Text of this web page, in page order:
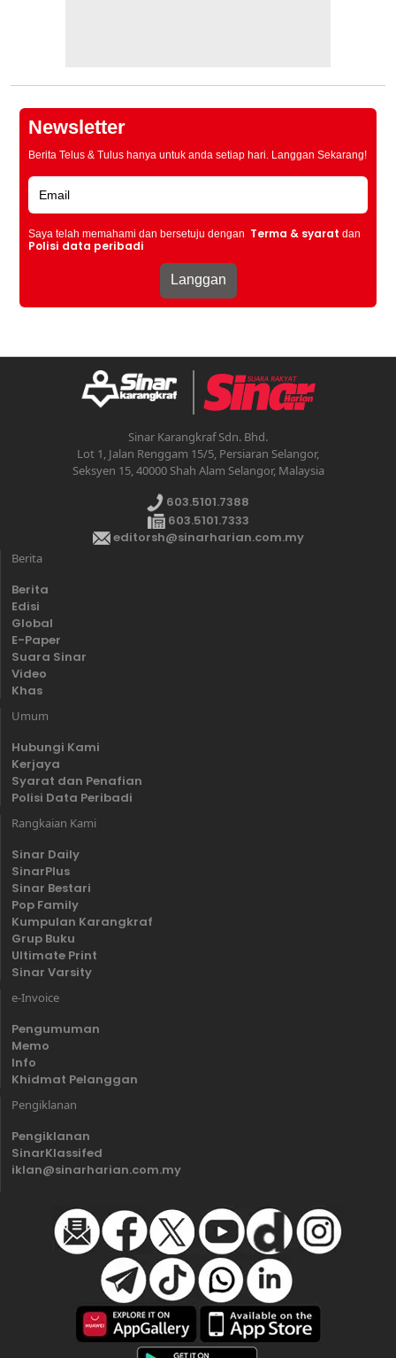
Newsletter
Berita Telus & Tulus hanya untuk anda setiap hari. Langgan Sekarang!
Saya telah memahami dan bersetuju dengan Terma & syarat dan
Polisi data peribadi
Sinar Karangkraf Sdn. Bhd.
Lot 1, Jalan Renggam 15/5, Persiaran Selangor,
Seksyen 15, 40000 Shah Alam Selangor, Malaysia
603.5101.7388
603.5101.7333
editorsh@sinarharian.com.my
Berita
Berita
Edisi
Global
E-Paper
Suara Sinar
Video
Khas
Umum
Hubungi Kami
Kerjaya
Syarat dan Penafian
Polisi Data Peribadi
Rangkaian Kami
Sinar Daily
SinarPlus
Sinar Bestari
Pop Family
Kumpulan Karangkraf
Grup Buku
Ultimate Print
Sinar Varsity
e-Invoice
Pengumuman
Memo
Info
Khidmat Pelanggan
Pengiklanan
Pengiklanan
SinarKlassifed
iklan@sinarharian.com.my